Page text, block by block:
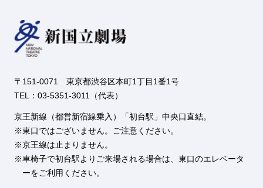
〒151-0071 東京都渋谷区本町1丁目1番1号
TEL：03-5351-3011（代表）
京王新線（都営新宿線乗入）「初台駅」中央口直結。
東口ではございません。ご注意ください。
京王線は止まりません。
車椅子で初台駅よりご来場される場合は、東口のエレベータ
ーをご利用ください。